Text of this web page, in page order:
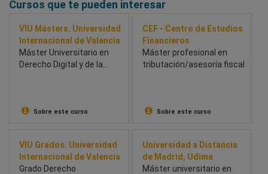
Cursos que te pueden interesar
VIU Másters. Universidad
Internacional de Valencia
Máster Universitario en
Derecho Digital y de la
Sobre este curso
CEF - Centro de Estudios
Financieros
Máster profesional en
tributación/asesoría fiscal
Sobre este curso
VIU Grados. Universidad
Internacional de Valencia
Grado Derecho
Universidad a Distancia
de Madrid, Udima
Máster universitario en